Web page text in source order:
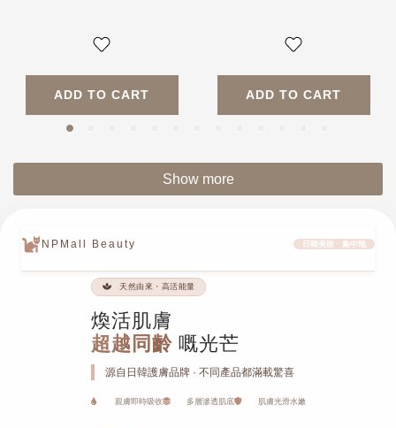
ADD TO CART ADD TO CART
Show more
NPMall Beauty 日韓美妝 · 集中地
天然由來・高活能量
煥活肌膚
超越同齡嘅光芒
源自日韓護膚品牌 · 不同產品都滿載驚喜
親膚即時吸收 多層滲透肌底 肌膚光滑水嫩